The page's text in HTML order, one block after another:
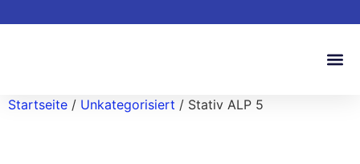
Startseite / Unkategorisiert / Stativ ALP 5